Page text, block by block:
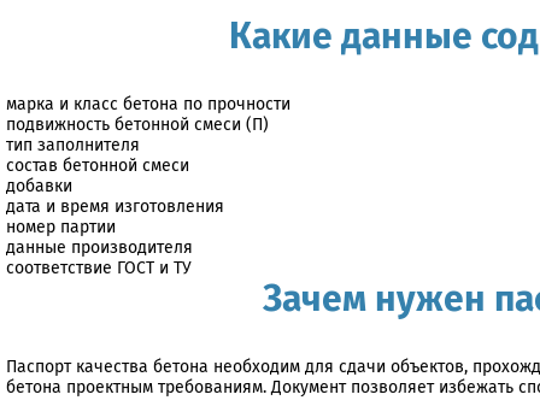
Какие данные
марка и класс бетона по прочности
подвижность бетонной смеси (П)
тип заполнителя
состав бетонной смеси
добавки
дата и время изготовления
номер партии
данные производителя
соответствие ГОСТ и ТУ
Зачем нужен
Паспорт качества бетона необходим для сдачи объектов,
бетона проектным требованиям. Документ позволяет избежать